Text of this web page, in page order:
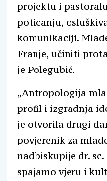
projektu i
poticanju,
komunikaciji.
Franje, učiniti
je Polegubić.
„Antropologija
profil i izgradnja
je otvorila drugi
povjerenik za
nadbiskupije dr.
spajamo vjeru i